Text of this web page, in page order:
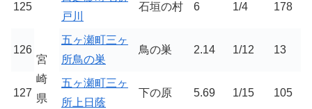
宮
崎
県
125
戸川
石垣の村 6 1/4 178
126
五ヶ瀬町三ヶ
所鳥の巣
鳥の巣 2.14 1/12 13
127
五ヶ瀬町三ヶ
所上日蔭
下の原 5.69 1/15 105